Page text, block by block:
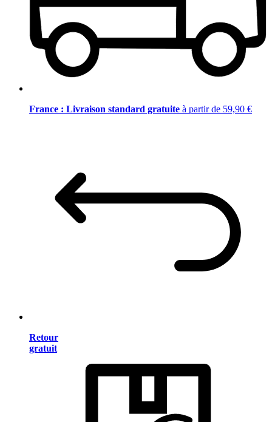
France : Livraison standard gratuite à partir de 59,90 €
Retour
gratuit